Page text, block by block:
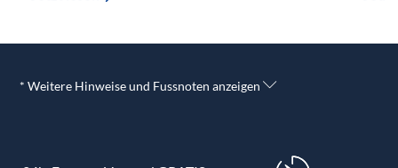
* Weitere Hinweise und Fussnoten anzeigen